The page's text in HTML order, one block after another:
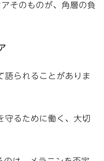
そのものが、角層の負
語られることがありま
守るために働く、大切